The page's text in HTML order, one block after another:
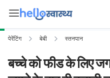
पेरेंटिंग बेबी स्तनपान
बच्चे को फीड के लिए